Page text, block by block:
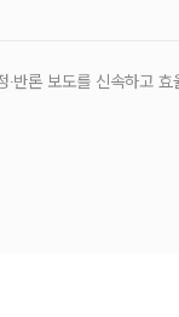
반론 보도를 신속하고